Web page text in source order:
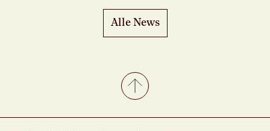
Alle News